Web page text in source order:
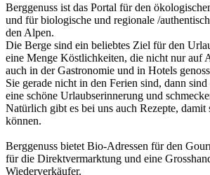
Berggenuss ist das Portal für den
und für biologische und regionale /
den Alpen.
Die Berge sind ein beliebtes Ziel für den
eine Menge Köstlichkeiten, die nicht nur auf
auch in der Gastronomie und in Hotels
Sie gerade nicht in den Ferien sind, dann sind
eine schöne Urlaubserinnerung und
Natürlich gibt es bei uns auch Rezepte, damit
können.
Berggenuss bietet Bio-Adressen für den
für die Direktvermarktung und eine
Wiederverkäufer.